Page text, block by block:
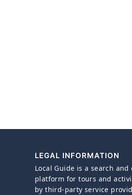
LEGAL INFORMATION
Local Guide is a search and
platform for tours and
by third-party service